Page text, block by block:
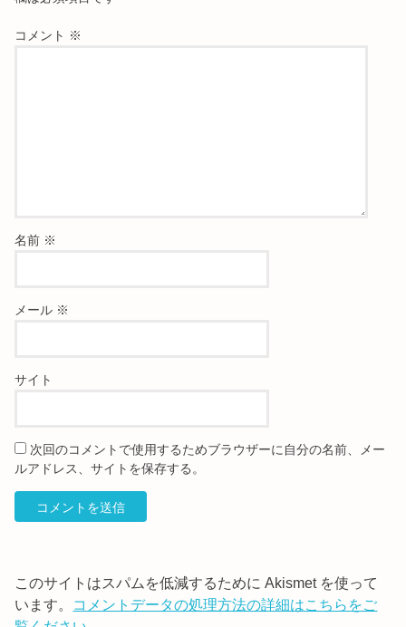
コメント ※
名前 ※
メール ※
サイト
次回のコメントで使用するためブラウザーに自分の名前、メー
ルアドレス、サイトを保存する。
このサイトはスパムを低減するために Akismet を使って
います。 コメントデータの処理方法の詳細はこちらをご